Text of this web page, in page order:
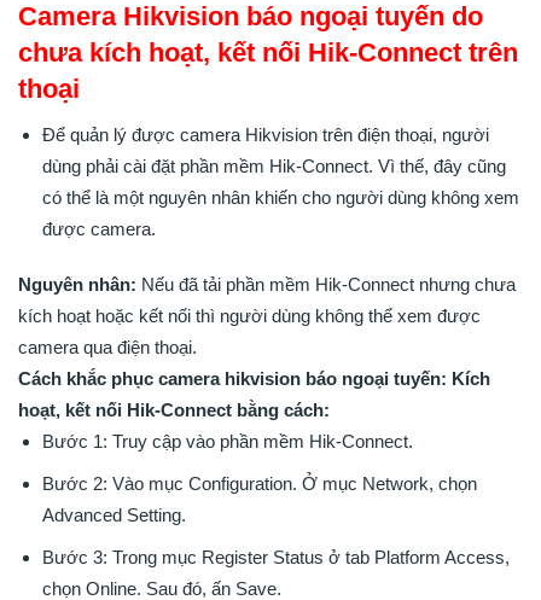
Camera Hikvision báo ngoại tuyến do
chưa kích hoạt, kết nối Hik-Connect trên
thoại
Để quản lý được camera Hikvision trên điện thoại, người
dùng phải cài đặt phần mềm Hik-Connect. Vì thế, đây cũng
có thể là một nguyên nhân khiến cho người dùng không xem
được camera.
Nguyên nhân: Nếu đã tải phần mềm Hik-Connect nhưng chưa
kích hoạt hoặc kết nối thì người dùng không thể xem được
camera qua điện thoại.
Cách khắc phục camera hikvision báo ngoại tuyến: Kích
hoạt, kết nối Hik-Connect bằng cách:
Bước 1: Truy cập vào phần mềm Hik-Connect.
Bước 2: Vào mục Configuration. Ở mục Network, chọn
Advanced Setting.
Bước 3: Trong mục Register Status ở tab Platform Access,
chọn Online. Sau đó, ấn Save.